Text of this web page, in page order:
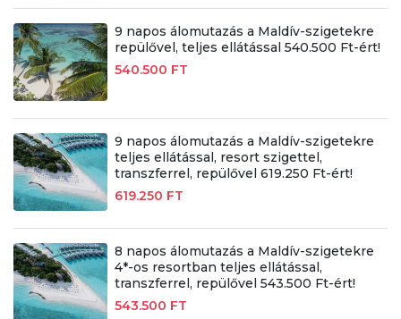
9 napos álomutazás a Maldív-szigetekre
repülővel, teljes ellátással 540.500 Ft-ért!
540.500 FT
9 napos álomutazás a Maldív-szigetekre
teljes ellátással, resort szigettel,
transzferrel, repülővel 619.250 Ft-ért!
619.250 FT
8 napos álomutazás a Maldív-szigetekre
4*-os resortban teljes ellátással,
transzferrel, repülővel 543.500 Ft-ért!
543.500 FT